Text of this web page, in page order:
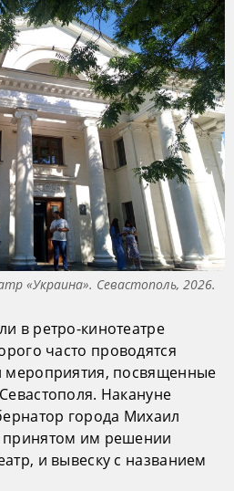
«Украина». Севастополь, 2026.
в ретро-кинотеатре
часто проводятся
мероприятия, посвященные
Накануне
города Михаил
им решении
и вывеску с названием